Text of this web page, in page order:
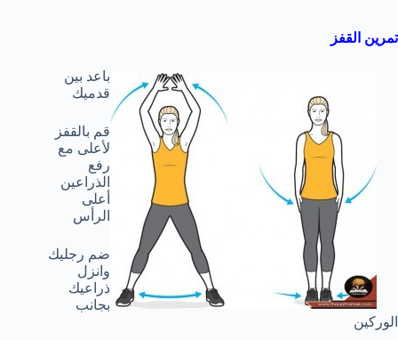
تمرين القفز
باعد بين
قدميك
قم بالقفز
لأعلى مع
رفع
الذراعين
أعلى
الرأس
ضم رجليك
وانزل
ذراعيك
بجانب
الوركين